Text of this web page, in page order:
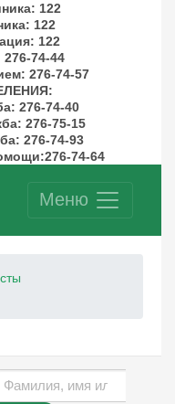
122
122
122
276-74-44
276-74-57
:
276-74-40
276-75-15
276-74-93
74-64
Меню